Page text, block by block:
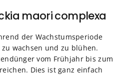
maori complexa
der Wachstumsperiode
wachsen und zu blühen.
vom Frühjahr bis zum
Dies ist ganz einfach